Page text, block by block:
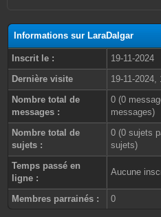
Informations sur LaraDalgar
Inscrit le :
19-11-2024
Dernière visite
19-11-2024,
Nombre total de
messages :
0 (0
messages)
Nombre total de
sujets :
0 (0 sujets
sujets)
Temps passé en
ligne :
Aucune
Membres parrainés : 0